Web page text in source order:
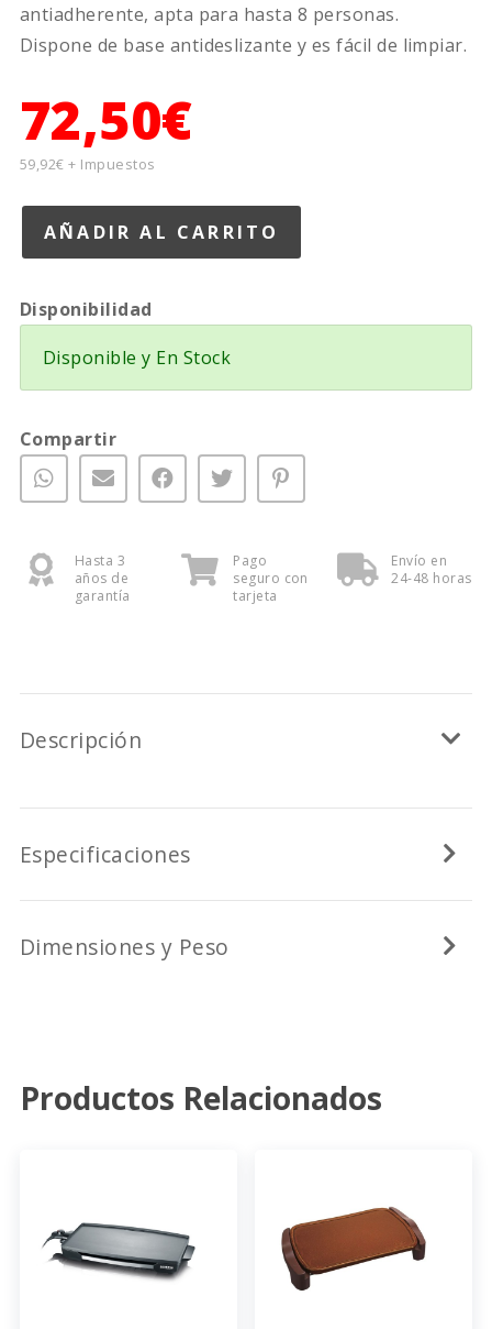
antiadherente, apta para hasta 8 personas.
Dispone de base antideslizante y es fácil de limpiar.
72,50€
59,92€ + Impuestos
Disponibilidad
Disponible y En Stock
Compartir
Hasta 3
años de
garantía
Pago
seguro con
tarjeta
Envío en
24-48 horas
Descripción
Especificaciones
Dimensiones y Peso
Productos Relacionados